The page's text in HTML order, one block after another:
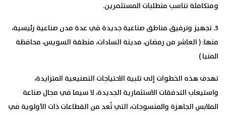
ومتكاملة تناسب متطلبات المستثمرين.
3. تجهيز وترفيق مناطق صناعية جديدة
في عدة مدن صناعية رئيسية،
منها: ( العاشر من رمضان، مدينة السادات، منطقة السويس، محافظة
المنيا )
تهدف هذه الخطوات إلى تلبية الاحتياجات التصنيعية المتزايدة،
واستيعاب التدفقات الاستثمارية الجديدة، لا سيما في مجال صناعة
الملابس الجاهزة والمنسوجات، التي تُعد من القطاعات ذات الأولوية في